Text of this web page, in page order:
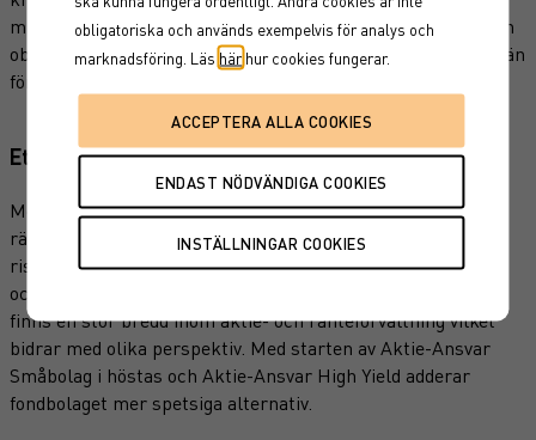
minusränta är bakom oss och den totala avkastningen på en
obligation med liknade kreditrisk ger flera procent mer nu än
för några år sedan, avslutar Karin.
Ett komplett ränteerbjudande
Med en tredje räntefond har Aktie-Ansvar ett starkt
ränteerbjudande med förvaltning över stora delar av
riskskalan. Fonderna förvaltas enligt samma ansvarsfulla
och nyktra investeringsfilosofi och inom förvaltarteamet
finns en stor bredd inom aktie- och ränteförvaltning vilket
bidrar med olika perspektiv. Med starten av Aktie-Ansvar
Småbolag i höstas och Aktie-Ansvar High Yield adderar
fondbolaget mer spetsiga alternativ.
obligatoriska och används exempelvis för analys och
marknadsföring. Läs härhur cookies fungerar.